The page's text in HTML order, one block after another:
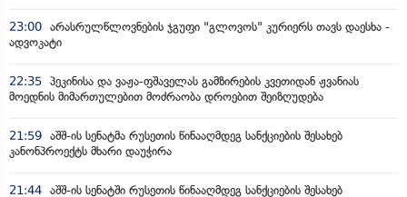
23:00 არასრულწლოვნების ჯგუფი "გლოვოს" კურიერს თავს დაესხა -
ადვოკატი
22:35 პეკინისა და ვაჟა-ფშაველას გამზირების კვეთიდან ჟვანიას
მოედნის მიმართულებით მოძრაობა დროებით შეიზღუდება
21:59 აშშ-ის სენატმა რუსეთის წინააღმდეგ სანქციების შესახებ
კანონპროექტს მხარი დაუჭირა
21:44 აშშ-ის სენატში რუსეთის წინააღმდეგ სანქციების შესახებ